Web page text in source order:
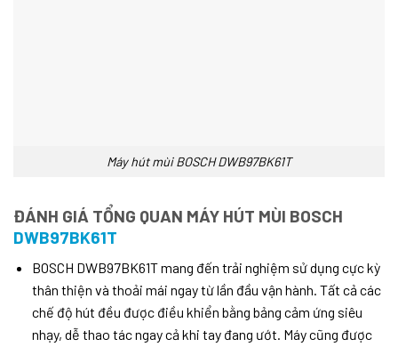
Máy hút mùi BOSCH DWB97BK61T
ĐÁNH GIÁ TỔNG QUAN MÁY HÚT MÙI BOSCH
DWB97BK61T
BOSCH DWB97BK61T mang đến trải nghiệm sử dụng cực kỳ
thân thiện và thoải mái ngay từ lần đầu vận hành. Tất cả các
chế độ hút đều được điều khiển bằng bảng cảm ứng siêu
nhạy, dễ thao tác ngay cả khi tay đang ướt. Máy cũng được